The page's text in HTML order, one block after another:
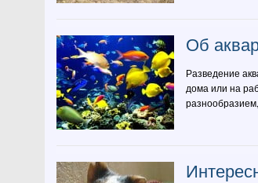
Об
Разведение
дома или на